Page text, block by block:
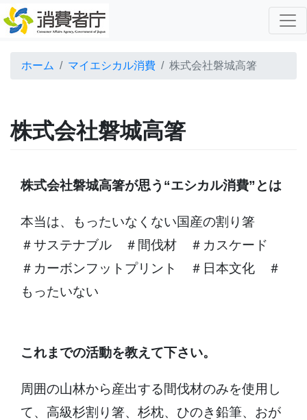
ホーム マイエシカル消費 株式会社磐城高箸
株式会社磐城高箸
株式会社磐城高箸が思う“エシカル消費”とは
本当は、もったいなくない国産の割り箸
＃サステナブル ＃間伐材 ＃カスケード
＃カーボンフットプリント ＃日本文化 ＃
もったいない
これまでの活動を教えて下さい。
周囲の山林から産出する間伐材のみを使用し
て、高級杉割り箸、杉枕、ひのき鉛筆、おが